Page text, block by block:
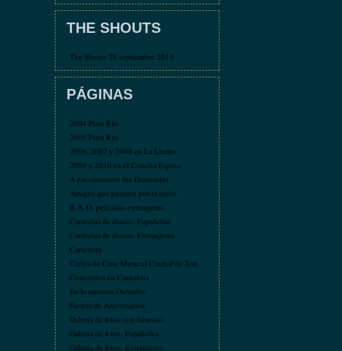
THE SHOUTS
The Shouts 28 septiembre 2013
PÁGINAS
2004 Pista Río
2005 Pista Río
2006, 2007 y 2008 en La Llama
2009 y 2010 en el Concha Espina
A ese concierto fue Diamantes
Amigos que pasaron por la radio
B. S. O. películas extranjeras
Carátulas de discos: Españolas
Carátulas de discos: Extranjeras
Cartelería
Ciclos de Cine Musical Ciudad de Torrelavega
Conciertos en Cantabria
En la emisora Oidradio
Fiestas de Aniversarios
Galería de fotos con famosos
Galería de fotos: Españoles
Galería de fotos: Extranjeros